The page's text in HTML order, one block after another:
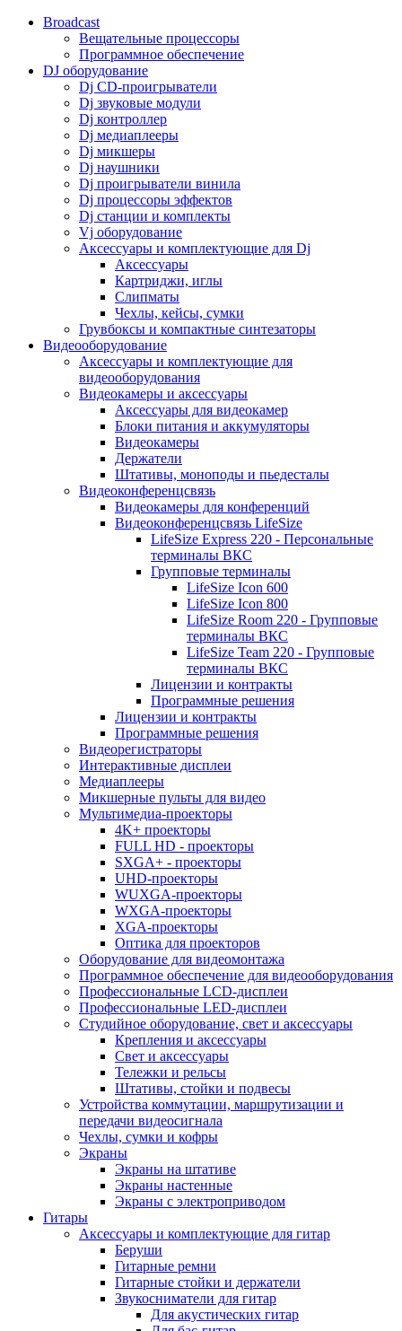
Broadcast
Вещательные процессоры
Программное обеспечение
DJ оборудование
Dj CD-проигрыватели
Dj звуковые модули
Dj контроллер
Dj медиаплееры
Dj микшеры
Dj наушники
Dj проигрыватели винила
Dj процессоры эффектов
Dj станции и комплекты
Vj оборудование
Аксессуары и комплектующие для Dj
Аксессуары
Картриджи, иглы
Слипматы
Чехлы, кейсы, сумки
Грувбоксы и компактные синтезаторы
Видеооборудование
Аксессуары и комплектующие для
видеооборудования
Видеокамеры и аксессуары
Аксессуары для видеокамер
Блоки питания и аккумуляторы
Видеокамеры
Держатели
Штативы, моноподы и пьедесталы
Видеоконференцсвязь
Видеокамеры для конференций
Видеоконференцсвязь LifeSize
LifeSize Express 220 - Персональные
терминалы ВКС
Групповые терминалы
LifeSize Icon 600
LifeSize Icon 800
LifeSize Room 220 - Групповые
терминалы ВКС
LifeSize Team 220 - Групповые
терминалы ВКС
Лицензии и контракты
Программные решения
Лицензии и контракты
Программные решения
Видеорегистраторы
Интерактивные дисплеи
Медиаплееры
Микшерные пульты для видео
Мультимедиа-проекторы
4K+ проекторы
FULL HD - проекторы
SXGA+ - проекторы
UHD-проекторы
WUXGA-проекторы
WXGA-проекторы
XGA-проекторы
Оптика для проекторов
Оборудование для видеомонтажа
Программное обеспечение для видеооборудования
Профессиональные LCD-дисплеи
Профессиональные LED-дисплеи
Студийное оборудование, свет и аксессуары
Крепления и аксессуары
Свет и аксессуары
Тележки и рельсы
Штативы, стойки и подвесы
Устройства коммутации, маршрутизации и
передачи видеосигнала
Чехлы, сумки и кофры
Экраны
Экраны на штативе
Экраны настенные
Экраны с электроприводом
Гитары
Аксессуары и комплектующие для гитар
Беруши
Гитарные ремни
Гитарные стойки и держатели
Звукосниматели для гитар
Для акустических гитар